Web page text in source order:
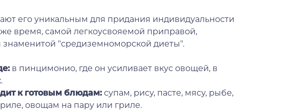
его уникальным для придания индивидуальности
время, самой легкоусвояемой приправой,
"средиземноморской диеты".
в пинцимонио, где он усиливает вкус овощей, в
к готовым блюдам: супам, рису, пасте, мясу, рыбе,
овощам на пару или гриле.